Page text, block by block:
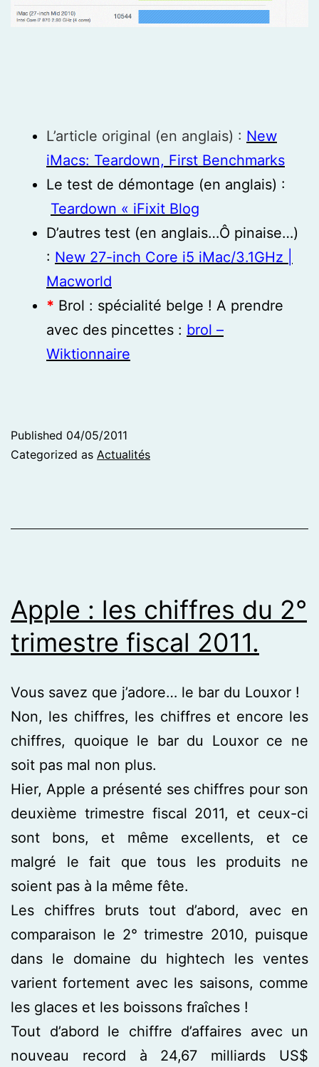
L’article original (en anglais) : New
iMacs: Teardown, First Benchmarks
Le test de démontage (en anglais) :
Teardown « iFixit Blog
D’autres test (en anglais…Ô pinaise…)
: New 27-inch Core i5 iMac/3.1GHz |
Macworld
* Brol : spécialité belge ! A prendre
avec des pincettes : brol –
Wiktionnaire
Published 04/05/2011
Categorized as Actualités
Apple : les chiffres du 2°
trimestre fiscal 2011.
Vous savez que j’adore… le bar du Louxor !
Non, les chiffres, les chiffres et encore les
chiffres, quoique le bar du Louxor ce ne
soit pas mal non plus.
Hier, Apple a présenté ses chiffres pour son
deuxième trimestre fiscal 2011, et ceux-ci
sont bons, et même excellents, et ce
malgré le fait que tous les produits ne
soient pas à la même fête.
Les chiffres bruts tout d’abord, avec en
comparaison le 2° trimestre 2010, puisque
dans le domaine du hightech les ventes
varient fortement avec les saisons, comme
les glaces et les boissons fraîches !
Tout d’abord le chiffre d’affaires avec un
nouveau record à 24,67 milliards US$